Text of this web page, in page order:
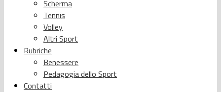
Scherma
Tennis
Volley
Altri Sport
Rubriche
Benessere
Pedagogia dello Sport
Contatti